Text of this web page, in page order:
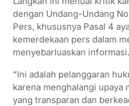
dengan Undang-Undang
Pers, khususnya Pasal 4
kemerdekaan pers dalam
menyebarluaskan informasi.
“Ini adalah pelanggaran
karena menghalangi upaya
yang transparan dan